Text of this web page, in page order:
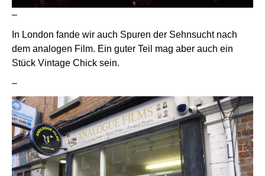
–
In London fande wir auch Spuren der Sehnsucht nach
dem analogen Film. Ein guter Teil mag aber auch ein
Stück Vintage Chick sein.
–